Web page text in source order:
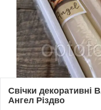
Свічки декоративні
Ангел Різдво